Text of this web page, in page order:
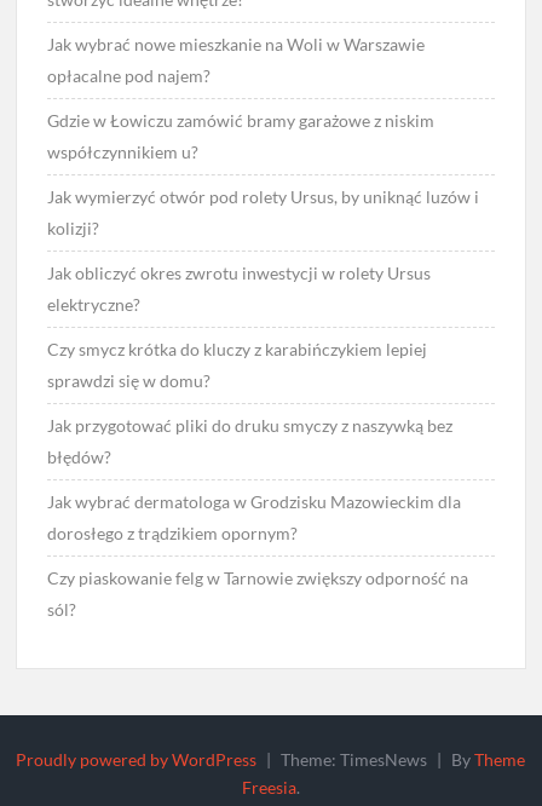
Jak wybrać nowe mieszkanie na Woli w Warszawie
opłacalne pod najem?
Gdzie w Łowiczu zamówić bramy garażowe z niskim
współczynnikiem u?
Jak wymierzyć otwór pod rolety Ursus, by uniknąć luzów i
kolizji?
Jak obliczyć okres zwrotu inwestycji w rolety Ursus
elektryczne?
Czy smycz krótka do kluczy z karabińczykiem lepiej
sprawdzi się w domu?
Jak przygotować pliki do druku smyczy z naszywką bez
błędów?
Jak wybrać dermatologa w Grodzisku Mazowieckim dla
dorosłego z trądzikiem opornym?
Czy piaskowanie felg w Tarnowie zwiększy odporność na
sól?
Proudly powered by WordPress | Theme: TimesNews | ByTheme
Freesia.